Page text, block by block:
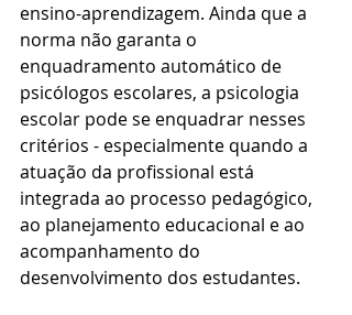
ensino-aprendizagem. Ainda que a
norma não garanta o
enquadramento automático de
psicólogos escolares, a psicologia
escolar pode se enquadrar nesses
critérios - especialmente quando a
atuação da profissional está
integrada ao processo pedagógico,
ao planejamento educacional e ao
acompanhamento do
desenvolvimento dos estudantes.